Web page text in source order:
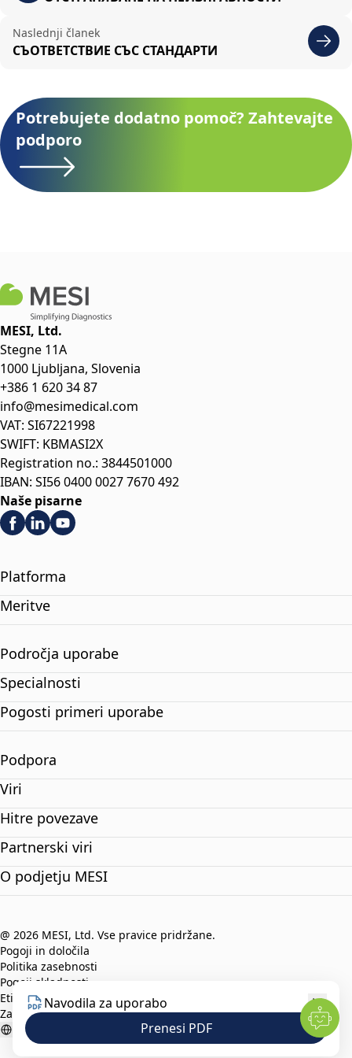
Navodila za uporabo
Prenesi PDF
Naslednji članek
СЪОТВЕТСТВИЕ СЪС СТАНДАРТИ
Potrebujete dodatno pomoč? Zahtevajte
podporo
MESI, Ltd.
Stegne 11A
1000 Ljubljana, Slovenia
+386 1 620 34 87
info@mesimedical.com
VAT: SI67221998
SWIFT: KBMASI2X
Registration no.: 3844501000
IBAN: SI56 0400 0027 7670 492
Naše pisarne
Platforma
Meritve
Področja uporabe
Specialnosti
Pogosti primeri uporabe
Podpora
Viri
Hitre povezave
Partnerski viri
O podjetju MESI
@ 2026 MESI, Ltd. Vse pravice pridržane.
Pogoji in določila
Politika zasebnosti
Pogoji skladnosti
Etični kodeks
Zaščita prijaviteljev
Slovenian